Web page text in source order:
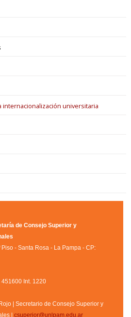
internacionalización universitaria
de Consejo Superior y
Piso - Santa Rosa - La Pampa - CP:
Int. 1220
| Secretario de Consejo Superior y
| csuperior@unlpam.edu.ar